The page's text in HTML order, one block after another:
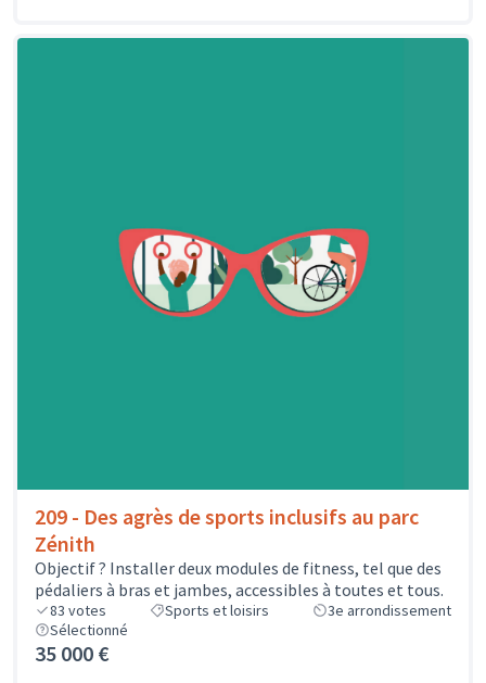
209 - Des agrès de sports inclusifs au parc
Zénith
Objectif ? Installer deux modules de fitness, tel que des
pédaliers à bras et jambes, accessibles à toutes et tous.
83 votes Sports et loisirs
3e arrondissement
Sélectionné
35 000 €